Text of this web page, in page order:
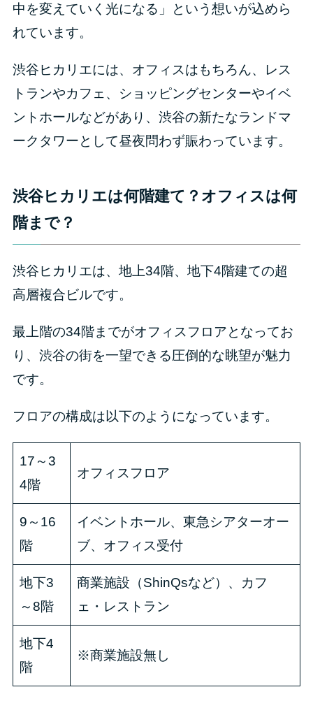
中を変えていく光になる」という想いが込めら
れています。
渋谷ヒカリエには、オフィスはもちろん、レス
トランやカフェ、ショッピングセンターやイベ
ントホールなどがあり、渋谷の新たなランドマ
ークタワーとして昼夜問わず賑わっています。
渋谷ヒカリエは何階建て？オフィスは何
階まで？
渋谷ヒカリエは、地上34階、地下4階建ての超
高層複合ビルです。
最上階の34階までがオフィスフロアとなってお
り、渋谷の街を一望できる圧倒的な眺望が魅力
です。
フロアの構成は以下のようになっています。
17～3
4階
オフィスフロア
9～16
階
イベントホール、東急シアターオー
ブ、オフィス受付
地下3
～8階
商業施設（ShinQsなど）、カフ
ェ・レストラン
地下4
階
※商業施設無し